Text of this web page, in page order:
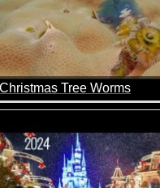
Christmas Tree Worms
Diese